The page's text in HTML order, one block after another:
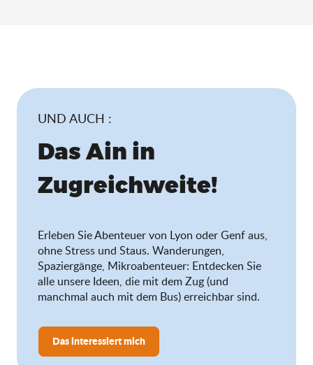
UND AUCH :
Das Ain in
Zugreichweite!
Erleben Sie Abenteuer von Lyon oder Genf aus,
ohne Stress und Staus. Wanderungen,
Spaziergänge, Mikroabenteuer: Entdecken Sie
alle unsere Ideen, die mit dem Zug (und
manchmal auch mit dem Bus) erreichbar sind.
Das interessiert mich